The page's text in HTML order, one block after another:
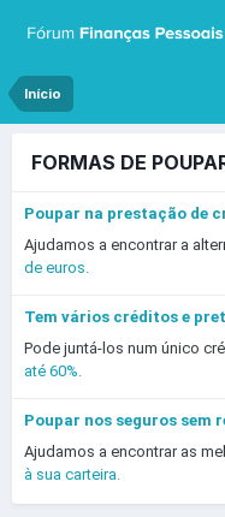
Início
FORMAS DE
Poupar na prestação de
Ajudamos a encontrar a
de euros.
Tem vários créditos e
Pode juntá-los num único
até 60%.
Poupar nos seguros sem
Ajudamos a encontrar as
à sua carteira.